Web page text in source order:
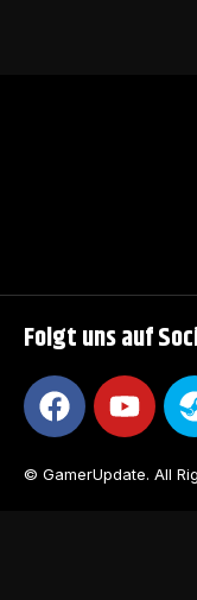
Folgt uns auf
© GamerUpdate. All